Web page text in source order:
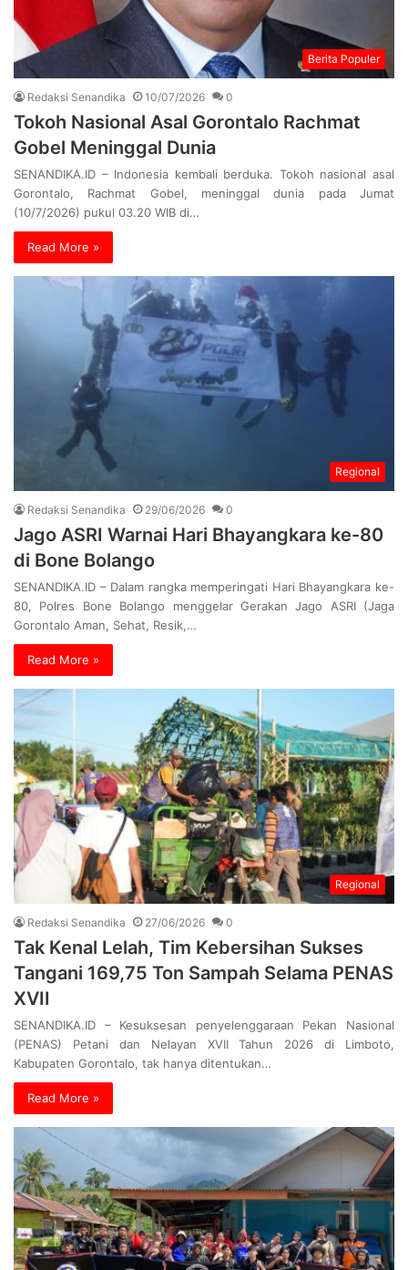
Berita Populer
Redaksi Senandika 10/07/2026 0
Tokoh Nasional Asal Gorontalo Rachmat
Gobel Meninggal Dunia
SENANDIKA.ID – Indonesia kembali berduka. Tokoh nasional asal
Gorontalo, Rachmat Gobel, meninggal dunia pada Jumat
(10/7/2026) pukul 03.20 WIB di…
Read More »
Regional
Redaksi Senandika 29/06/2026 0
Jago ASRI Warnai Hari Bhayangkara ke-80
di Bone Bolango
SENANDIKA.ID – Dalam rangka memperingati Hari Bhayangkara ke-
80, Polres Bone Bolango menggelar Gerakan Jago ASRI (Jaga
Gorontalo Aman, Sehat, Resik,…
Read More »
Regional
Redaksi Senandika 27/06/2026 0
Tak Kenal Lelah, Tim Kebersihan Sukses
Tangani 169,75 Ton Sampah Selama PENAS
XVII
SENANDIKA.ID – Kesuksesan penyelenggaraan Pekan Nasional
(PENAS) Petani dan Nelayan XVII Tahun 2026 di Limboto,
Kabupaten Gorontalo, tak hanya ditentukan…
Read More »